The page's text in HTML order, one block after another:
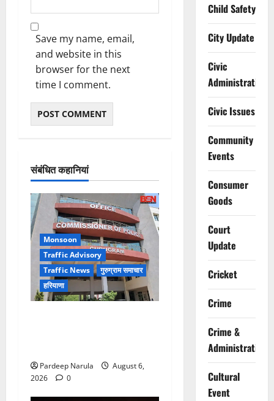
Save my name, email,
and website in this
browser for the next
time I comment.
संबंधित कहानियां
Monsoon
Traffic Advisory
Traffic News
गुरुग्राम समाचार
हरियाणा
Pardeep Narula
August 6,
2026
0
Child Safety
City Update
Civic
Administration
Civic Issues
Community
Events
Consumer
Goods
Court
Update
Cricket
Crime
Crime &
Administration
Cultural
Event